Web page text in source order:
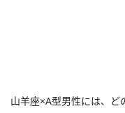
山羊座×A型男性には、